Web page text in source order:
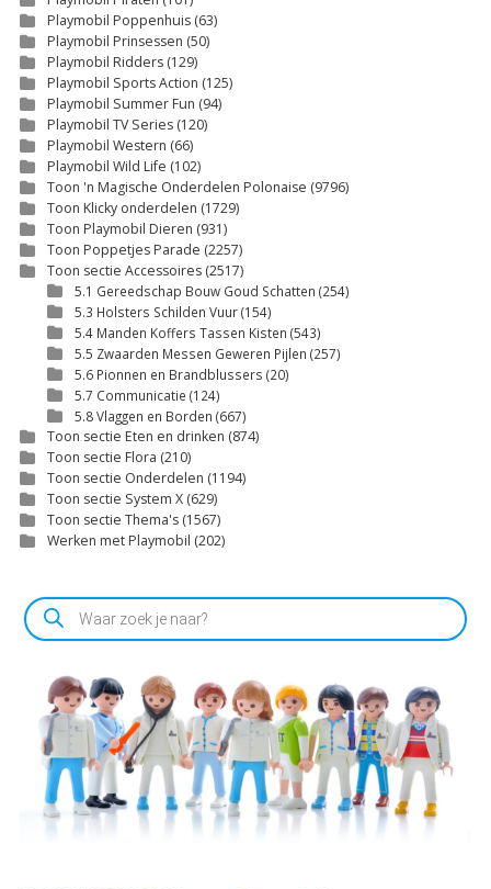
Playmobil Poppenhuis (63)
Playmobil Prinsessen (50)
Playmobil Ridders (129)
Playmobil Sports Action (125)
Playmobil Summer Fun (94)
Playmobil TV Series (120)
Playmobil Western (66)
Playmobil Wild Life (102)
Toon 'n Magische Onderdelen Polonaise (9796)
Toon Klicky onderdelen (1729)
Toon Playmobil Dieren (931)
Toon Poppetjes Parade (2257)
Toon sectie Accessoires (2517)
5.1 Gereedschap Bouw Goud Schatten (254)
5.3 Holsters Schilden Vuur(154)
5.4 Manden Koffers Tassen Kisten (543)
5.5 Zwaarden Messen Geweren Pijlen (257)
5.6 Pionnen en Brandblussers (20)
5.7 Communicatie (124)
5.8 Vlaggen en Borden (667)
Toon sectie Eten en drinken (874)
Toon sectie Flora (210)
Toon sectie Onderdelen (1194)
Toon sectie System X (629)
Toon sectie Thema's (1567)
Werken met Playmobil (202)
Producten
zoeken